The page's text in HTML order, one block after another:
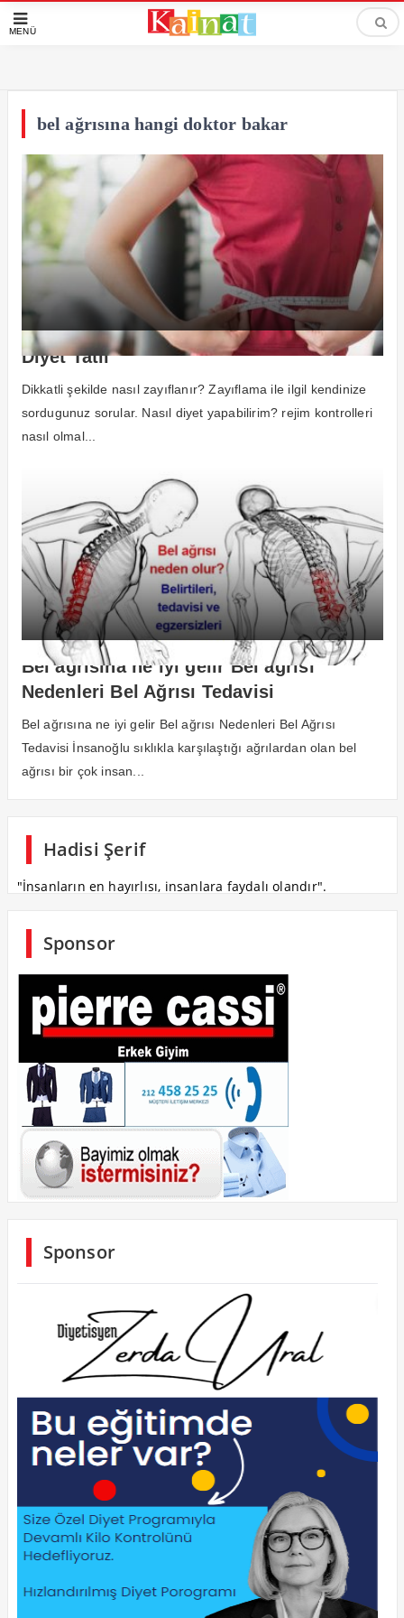
MENÜ
bel ağrısına hangi doktor bakar
Diyet Tatlı
Dikkatli şekilde nasıl zayıflanır? Zayıflama ile ilgil kendinize
sordugunuz sorular. Nasıl diyet yapabilirim? rejim kontrolleri
nasıl olmal...
Bel ağrısına ne iyi gelir Bel ağrısı
Nedenleri Bel Ağrısı Tedavisi
Bel ağrısına ne iyi gelir Bel ağrısı Nedenleri Bel Ağrısı
Tedavisi İnsanoğlu sıklıkla karşılaştığı ağrılardan olan bel
ağrısı bir çok insan...
Hadisi Şerif
"İnsanların en hayırlısı, insanlara faydalı olandır".
Sponsor
Sponsor